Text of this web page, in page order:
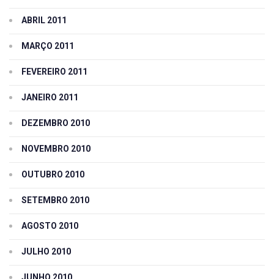
ABRIL 2011
MARÇO 2011
FEVEREIRO 2011
JANEIRO 2011
DEZEMBRO 2010
NOVEMBRO 2010
OUTUBRO 2010
SETEMBRO 2010
AGOSTO 2010
JULHO 2010